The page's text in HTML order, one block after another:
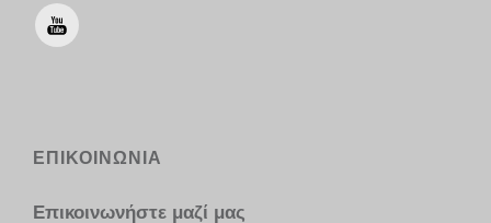
ΕΠΙΚΟΙΝΩΝΙΑ
Επικοινωνήστε μαζί μας